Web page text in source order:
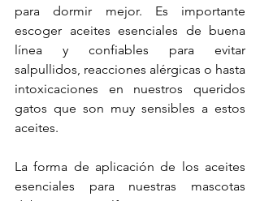
para dormir mejor. Es importante
escoger aceites esenciales de buena
línea y confiables para evitar
salpullidos, reacciones alérgicas o hasta
intoxicaciones en nuestros queridos
gatos que son muy sensibles a estos
aceites.
La forma de aplicación de los aceites
esenciales para nuestras mascotas